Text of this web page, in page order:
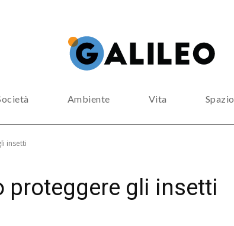
Ambiente Vita Spazio
insetti
proteggere gli insetti